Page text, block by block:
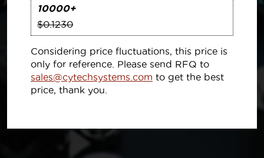
10000+
$0.1230
Considering price fluctuations, this price is
only for reference. Please send RFQ to
sales@cytechsystems.com to get the best
price, thank you.